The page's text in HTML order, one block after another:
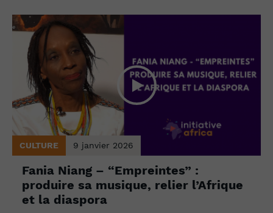
CULTURE 9 janvier 2026
Fania Niang – “Empreintes” :
produire sa musique, relier l’Afrique
et la diaspora